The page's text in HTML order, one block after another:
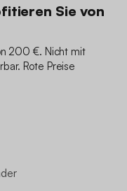
Sie von
200 €. Nicht mit
Rote Preise